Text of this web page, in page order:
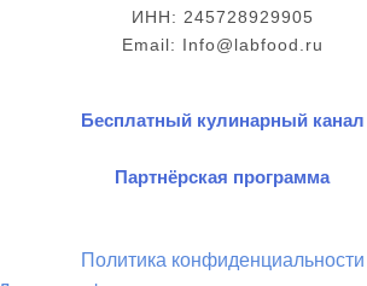
ИНН: 245728929905
Email: Info@labfood.ru
Политика конфиденциальности
Бесплатный кулинарный канал
Партнёрская программа